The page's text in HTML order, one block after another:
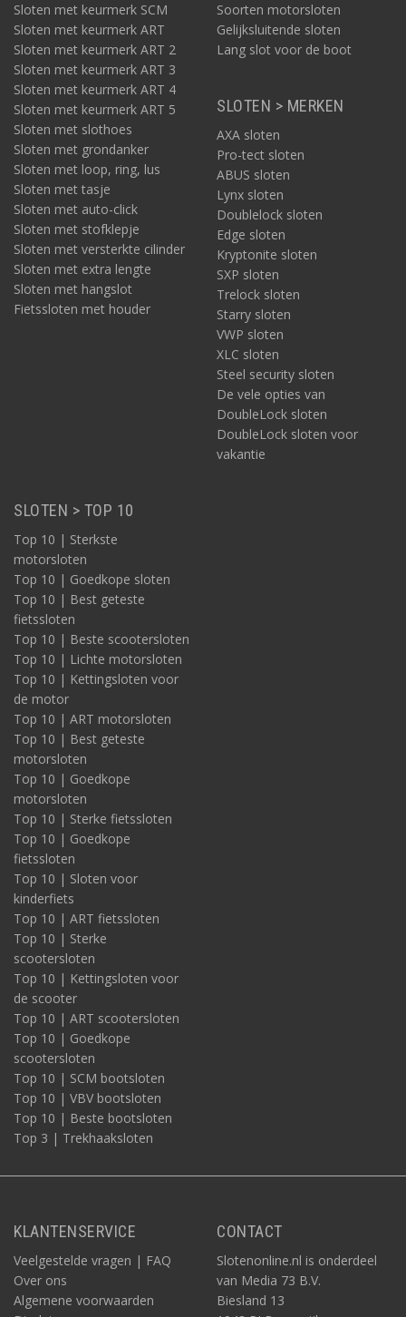
Sloten met keurmerk SCM
Sloten met keurmerk ART
Sloten met keurmerk ART 2
Sloten met keurmerk ART 3
Sloten met keurmerk ART 4
Sloten met keurmerk ART 5
Sloten met slothoes
Sloten met grondanker
Sloten met loop, ring, lus
Sloten met tasje
Sloten met auto-click
Sloten met stofklepje
Sloten met versterkte cilinder
Sloten met extra lengte
Sloten met hangslot
Fietssloten met houder
Soorten motorsloten
Gelijksluitende sloten
Lang slot voor de boot
SLOTEN > MERKEN
AXA sloten
Pro-tect sloten
ABUS sloten
Lynx sloten
Doublelock sloten
Edge sloten
Kryptonite sloten
SXP sloten
Trelock sloten
Starry sloten
VWP sloten
XLC sloten
Steel security sloten
De vele opties van
DoubleLock sloten
DoubleLock sloten voor
vakantie
SLOTEN > TOP 10
Top 10 | Sterkste
motorsloten
Top 10 | Goedkope sloten
Top 10 | Best geteste
fietssloten
Top 10 | Beste scootersloten
Top 10 | Lichte motorsloten
Top 10 | Kettingsloten voor
de motor
Top 10 | ART motorsloten
Top 10 | Best geteste
motorsloten
Top 10 | Goedkope
motorsloten
Top 10 | Sterke fietssloten
Top 10 | Goedkope
fietssloten
Top 10 | Sloten voor
kinderfiets
Top 10 | ART fietssloten
Top 10 | Sterke
scootersloten
Top 10 | Kettingsloten voor
de scooter
Top 10 | ART scootersloten
Top 10 | Goedkope
scootersloten
Top 10 | SCM bootsloten
Top 10 | VBV bootsloten
Top 10 | Beste bootsloten
Top 3 | Trekhaaksloten
KLANTENSERVICE
Veelgestelde vragen | FAQ
Over ons
Algemene voorwaarden
CONTACT
Slotenonline.nl is onderdeel
van Media 73 B.V.
Biesland 13